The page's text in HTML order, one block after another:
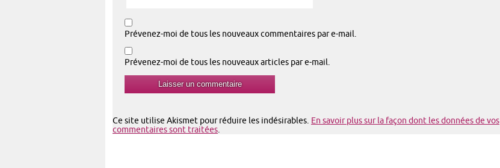
Prévenez-moi de tous les nouveaux commentaires par e-mail.
Prévenez-moi de tous les nouveaux articles par e-mail.
Ce site utilise Akismet pour réduire les indésirables. En savoir plus sur la façon dont les données de vos
commentaires sont traitées